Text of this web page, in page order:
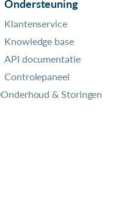
Ondersteuning
Klantenservice
Knowledge base
API documentatie
Controlepaneel
Onderhoud & Storingen